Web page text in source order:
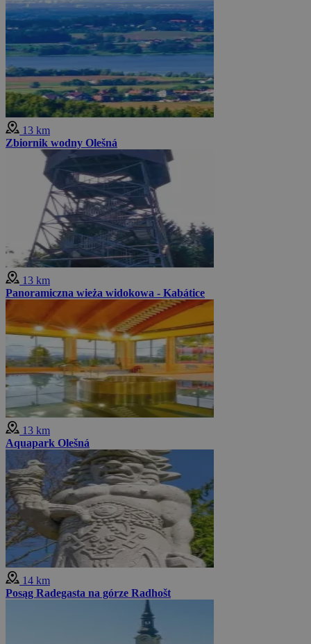
13 km
Zbiornik wodny Olešná
13 km
Panoramiczna wieża widokowa - Kabátice
13 km
Aquapark Olešná
14 km
Posąg Radegasta na górze Radhošt